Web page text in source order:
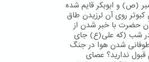
(ص) و ابوبکر قایم شده
کبوتر روی آن لرزیدن طاق
حضرت با خبر شدن از
در شب (که علی(ع) جای
شدن هوا در جنگ
ندارید؟ عصای